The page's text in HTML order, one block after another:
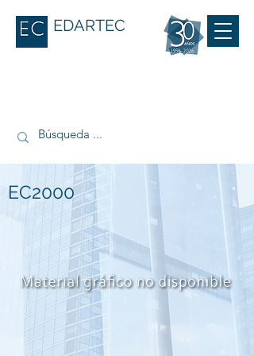
EDARTEC
EC2000